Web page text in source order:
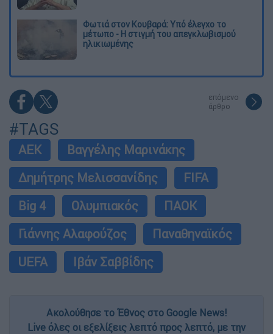
Φωτιά στον Κουβαρά: Υπό έλεγχο το
μέτωπο - Η στιγμή του απεγκλωβισμού
ηλικιωμένης
επόμενο
άρθρο
#TAGS
ΑΕΚ
Βαγγέλης Μαρινάκης
Δημήτρης Μελισσανίδης
FIFA
Big 4
Ολυμπιακός
ΠΑΟΚ
Γιάννης Αλαφούζος
Παναθηναϊκός
UEFA
Ιβάν Σαββίδης
Ακολούθησε το Έθνος στο Google News!
Live όλες οι εξελίξεις λεπτό προς λεπτό, με την